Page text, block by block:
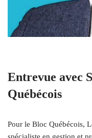
Entrevue avec
Québécois
Pour le Bloc Québécois,